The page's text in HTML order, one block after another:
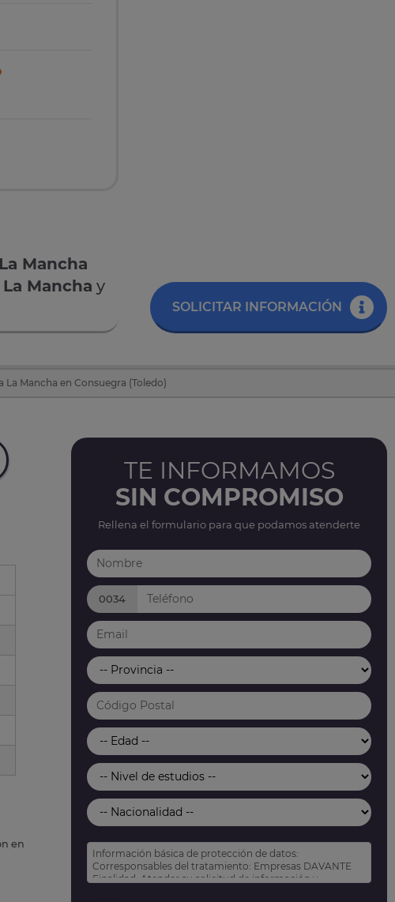
Mancha
Mancha y
SOLICITAR INFORMACIÓN
Mancha en Consuegra (Toledo)
en
TE INFORMAMOS
SIN COMPROMISO
Rellena el formulario para que podamos atenderte
0034
Información básica de protección de datos:
Corresponsables del tratamiento: Empresas DAVANTE
Finalidad: Atender su solicitud de información y